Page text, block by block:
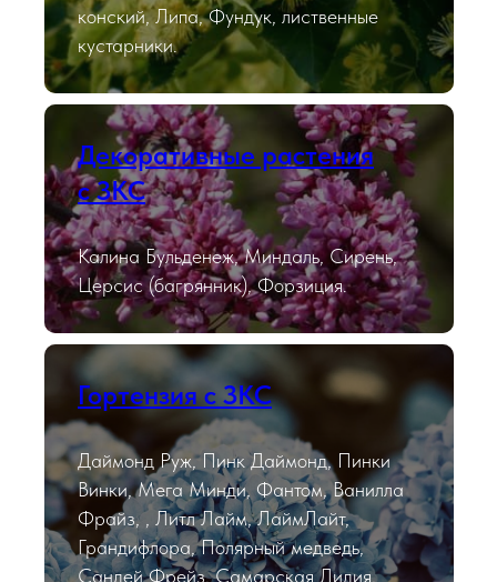
конский, Липа, Фундук, лиственные
кустарники.
Декоративные растения
с ЗКС
Калина Бульденеж, Миндаль, Сирень,
Церсис (багрянник), Форзиция.
Гортензия с ЗКС
Даймонд Руж, Пинк Даймонд, Пинки
Винки, Мега Минди, Фантом, Ванилла
Фрайз, , Литл Лайм, ЛаймЛайт,
Грандифлора, Полярный медведь,
Сандей Фрейз, Самарская Лидия,